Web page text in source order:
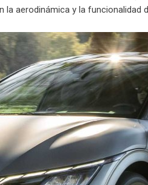
aerodinámica y la funcionalidad